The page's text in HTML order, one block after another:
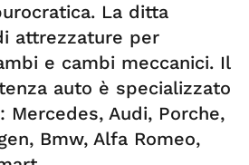
La ditta
attrezzature per
e cambi meccanici. Il
auto è specializzato
Mercedes, Audi, Porche,
Bmw, Alfa Romeo,